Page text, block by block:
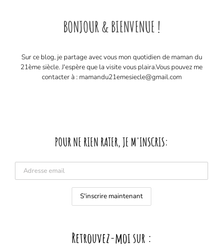
BONJOUR & BIENVENUE !
Sur ce blog, je partage avec vous mon quotidien de maman du
21ème siècle. J'espère que la visite vous plaira. ​ Vous pouvez me
contacter à : mamandu21emesiecle@gmail.com
POUR NE RIEN RATER, JE M'INSCRIS:
Retrouvez-moi sur :